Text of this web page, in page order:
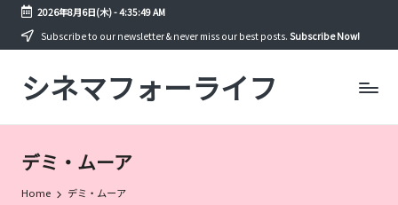
Skip
content
2026年8月6日(木)-4:35:49 AM
Subscribe to our newsletter & never miss our best posts. Subscribe Now!
シネマフォーライフ
映
画
ラ
を
デミ・ムーア
Home デミ・ムーア